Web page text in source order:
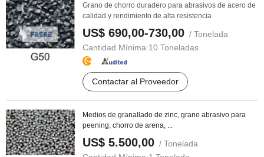
Grano de chorro duradero para abrasivos de acero de
calidad y rendimiento de alta resistencia
US$ 690,00-730,00 / Tonelada
Cantidad Mínima:10 Toneladas
Contactar al Proveedor
Medios de granallado de zinc, grano abrasivo para
peening, chorro de arena, ...
US$ 5.500,00 / Tonelada